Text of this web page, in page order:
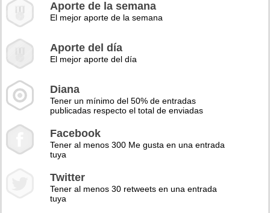
Aporte de la semana
El mejor aporte de la semana
Aporte del día
El mejor aporte del día
Diana
Tener un mínimo del 50% de entradas
publicadas respecto el total de enviadas
Facebook
Tener al menos 300 Me gusta en una entrada
tuya
Twitter
Tener al menos 30 retweets en una entrada
tuya